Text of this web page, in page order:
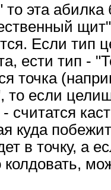
эта абилка
Если тип
ести тип -
точка
то если
считатся
куда
в точку, а